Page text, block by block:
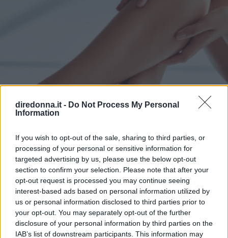
diredonna.it - Do Not Process My Personal
Information
If you wish to opt-out of the sale, sharing to third parties, or
processing of your personal or sensitive information for
targeted advertising by us, please use the below opt-out
section to confirm your selection. Please note that after your
opt-out request is processed you may continue seeing
interest-based ads based on personal information utilized by
us or personal information disclosed to third parties prior to
your opt-out. You may separately opt-out of the further
disclosure of your personal information by third parties on the
IAB’s list of downstream participants. This information may
La gomma depilatoria (o
Crystal Hair Remover)
funziona? Ma soprattutto: è
sicura?
La gomma depilatoria può essere una soluzione pratica per